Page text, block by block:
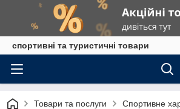
спортивні та туристичні товари
Товари та послуги Спортивне